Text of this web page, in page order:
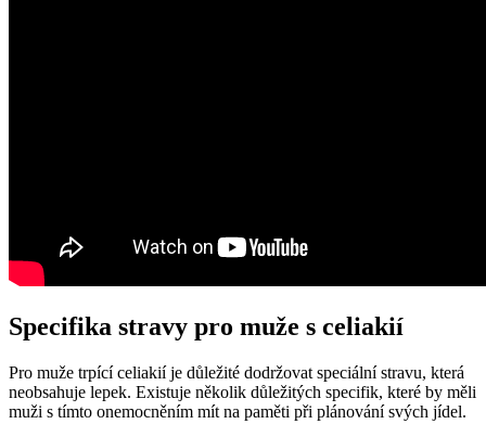
Specifika stravy pro muže s celiakií
Pro muže trpící celiakií je důležité dodržovat speciální stravu, která
neobsahuje lepek. Existuje několik důležitých specifik, které by měli
muži s tímto onemocněním mít na paměti při plánování svých jídel.